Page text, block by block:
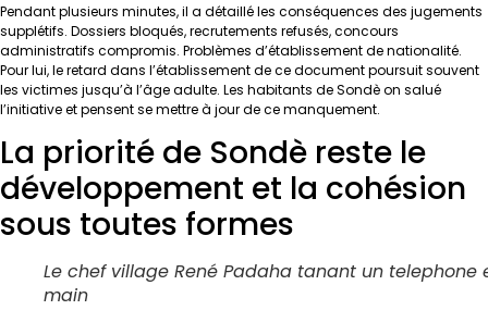
Pendant plusieurs minutes, il a détaillé les conséquences des jugements
supplétifs. Dossiers bloqués, recrutements refusés, concours
administratifs compromis. Problèmes d’établissement de nationalité.
Pour lui, le retard dans l’établissement de ce document poursuit souvent
les victimes jusqu’à l’âge adulte. Les habitants de Sondè on salué
l’initiative et pensent se mettre à jour de ce manquement.
La priorité de Sondè reste le
développement et la cohésion
sous toutes formes
Le chef village René Padaha tanant un telephone
main